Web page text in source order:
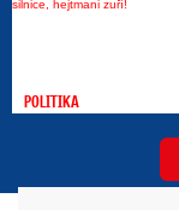
POLITIKA